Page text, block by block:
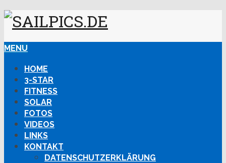
MENU
HOME
3-STAR
FITNESS
SOLAR
FOTOS
VIDEOS
LINKS
KONTAKT
DATENSCHUTZERKLÄRUNG